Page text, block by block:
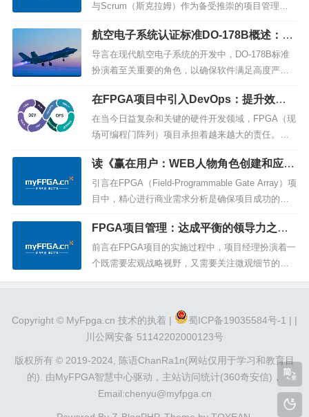
与Scrum（斯克拉姆）作为备受推崇的项目管理方
法，虽然共享敏捷开发的核心理念，却在实践中呈
现出独特的差异。本文将深入剖析Agile与Scrum之
间的联系与区别，并通过实例来详细阐述它们在实
际应用中的优势与差异。1. 敏捷开发概览：敏捷开
发不仅仅是一...
航空电子系统认证标准DO-178B概述：保
障飞行安全的关键指南
导言在现代航空电子系统的开发中，DO-178B标准
扮演着至关重要的角色，以确保软件满足高度严格
的安全性和可靠性标准。本文将深入研究如何将FP
GA（Field-Programmable Gate Array）项目与DO-1
78B标准整合，强调整个软件开发生命周期中的关键
阶段。通过提供更多实际例子，我们...
在FPGA项目中引入DevOps：提升效率
与可靠性的路径
在当今日益复杂和关键的硬件开发领域，FPGA（现
场可编程门阵列）项目承担着越来越大的责任。为
了有效地应对这些挑战，引入DevOps（开发与运
维）实践成为一个不可或缺的步骤，以提高团队协
作、降低错误率，并在最终交付中取得更快的速
度。本文将深入探讨在FPGA项目中引入DevOps的
详细方法和关键步骤，以...
读《赢在用户：WEB人物角色创建和应用
实践指南》有感：FPGA项目中商业需求
分析的重要性及实践探索
引言在FPGA（Field-Programmable Gate Array）项
目中，精心进行商业需求分析是确保项目成功的不
可或缺的步骤之一。FPGA项目的独特特性要求更为
深入和细致的商业需求分析，以应对其高度可编
程、硬软件交叉、定制性强、实时性要求等复杂挑
战。本文将通过更为详细的分析FPGA项目的特...
FPGA项目管理：达成平衡的领导力之道
(论“出世”与“入世)
前言在FPGA项目的实施过程中，项目经理扮演着一
个既需要宏观战略视野，又需要关注微观细节的关
个层面，结合例子与逻辑论证，详细探讨FPGA项目
经理的平衡实践之道。一、先出世：宏观战略与项
目规划在FPGA...
Copyright © MyFpga.cn 技术的执着 | 蜀ICP备19035584号-1 | |
川公网安备 51142202000123号
版权所有 © 2019-2024,
陈语ChanRa1n(网站仅用于学习和教育目
的).
由MyFPGA智慧中心驱动， 主站访问统计(360奇安信) ，
Email:chenyu@myfpga.cn